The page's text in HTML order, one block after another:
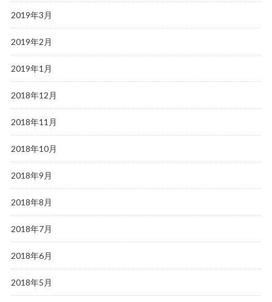
2019年3月
2019年2月
2019年1月
2018年12月
2018年11月
2018年10月
2018年9月
2018年8月
2018年7月
2018年6月
2018年5月